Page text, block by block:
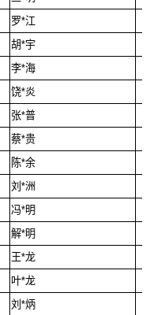
罗*江
胡*宇
李*海
饶*炎
张*普
蔡*贵
陈*余
刘*洲
冯*明
解*明
王*龙
叶*龙
刘*炳